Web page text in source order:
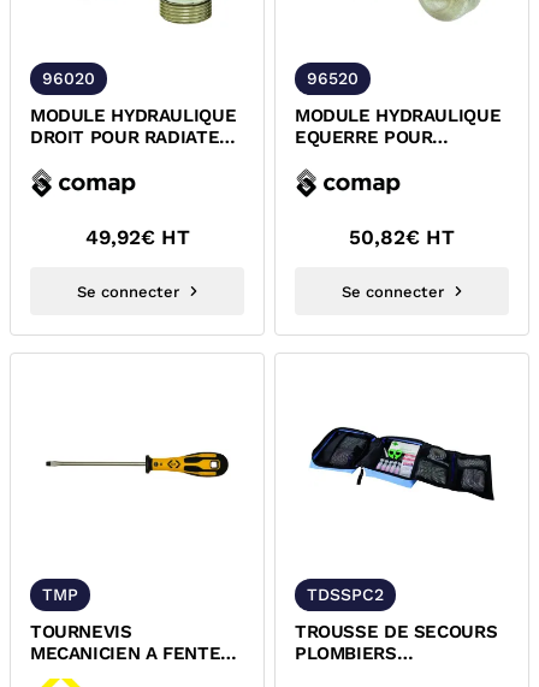
96020
MODULE HYDRAULIQUE
DROIT POUR RADIATEUR
INTEGREE COMAP
49,92€ HT
Se connecter
96520
MODULE HYDRAULIQUE
EQUERRE POUR
ROBINETTERIE
INTEGREE...
50,82€ HT
Se connecter
TMP
TOURNEVIS
MECANICIEN A FENTE
GAMME DEXTRO
TDSSPC2
TROUSSE DE SECOURS
PLOMBIERS